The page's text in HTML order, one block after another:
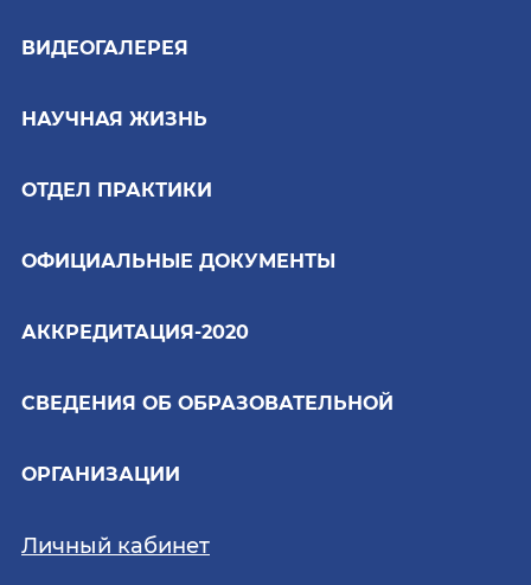
ВИДЕОГАЛЕРЕЯ
НАУЧНАЯ ЖИЗНЬ
ОТДЕЛ ПРАКТИКИ
ОФИЦИАЛЬНЫЕ ДОКУМЕНТЫ
АККРЕДИТАЦИЯ-2020
СВЕДЕНИЯ ОБ ОБРАЗОВАТЕЛЬНОЙ
ОРГАНИЗАЦИИ
Личный кабинет